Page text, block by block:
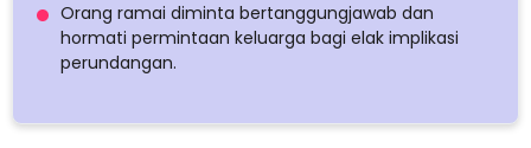
Orang ramai diminta bertanggungjawab dan
hormati permintaan keluarga bagi elak implikasi
perundangan.